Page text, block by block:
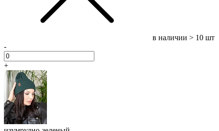
в наличии > 10 шт
-
+